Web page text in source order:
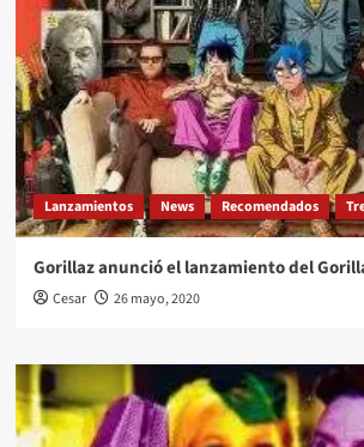
Lanzamientos News Recomendados
Gorillaz anunció el lanzamiento del
Cesar 26 mayo, 2020